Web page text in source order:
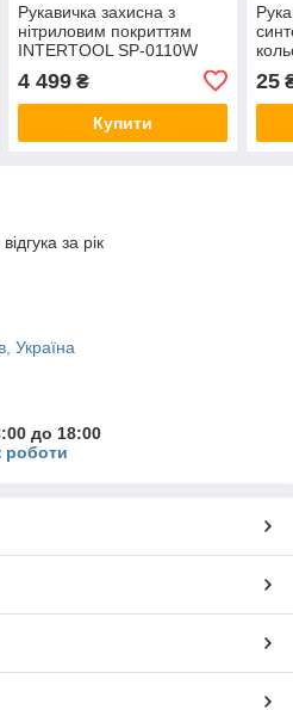
Рукавичка захисна з
нітриловим покриттям
INTERTOOL SP-0110W
4 499₴
Купити
SP-
25
за рік
Україна
до 18:00
роботи